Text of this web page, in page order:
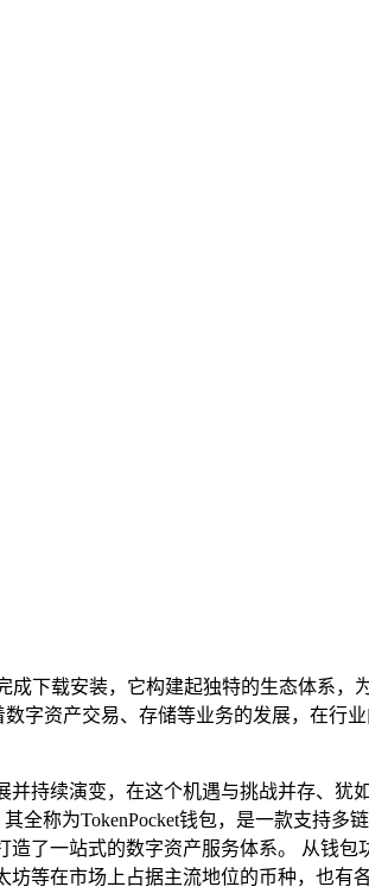
下载安装，它构建起独特的生态体系，
字资产交易、存储等业务的发展，在行
持续演变，在这个机遇与挑战并存、犹
全称为TokenPocket钱包，是一款支持多
了一站式的数字资产服务体系。 从钱包
等在市场上占据主流地位的币种，也有